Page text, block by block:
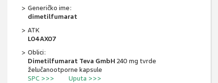
Generičko ime:
dimetilfumarat
ATK
L04AX07
Oblici:
Dimetilfumarat Teva GmbH 240 mg tvrde
želučanootporne kapsule
SPC >>>
Uputa >>>